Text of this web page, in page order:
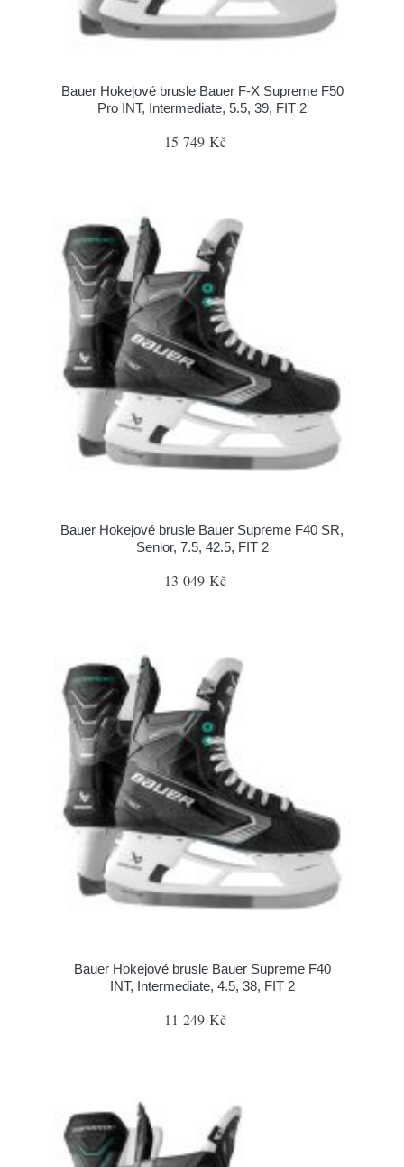
Bauer Hokejové brusle Bauer F-X Supreme F50
Pro INT, Intermediate, 5.5, 39, FIT 2
15 749 Kč
Bauer Hokejové brusle Bauer Supreme F40 SR,
Senior, 7.5, 42.5, FIT 2
13 049 Kč
Bauer Hokejové brusle Bauer Supreme F40
INT, Intermediate, 4.5, 38, FIT 2
11 249 Kč